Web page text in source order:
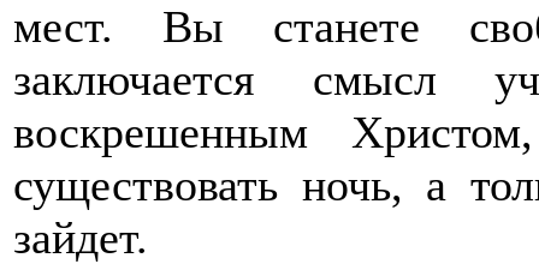
мест. Вы станете
заключается смысл
воскрешенным
существовать ночь, а
зайдет.